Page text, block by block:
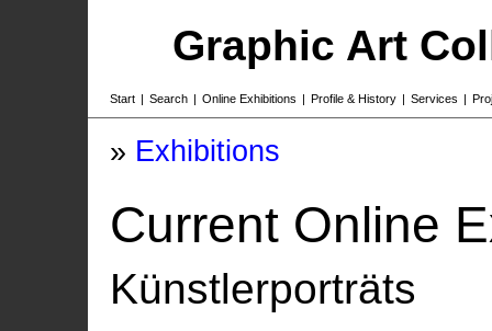
Graphic Art
Start | Search | Online Exhibitions | Profile & History | Services |
» Exhibitions
Current Online
Künstlerporträts